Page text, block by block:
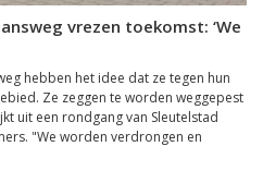
vrezen toekomst: ‘We
hebben het idee dat ze tegen hun
Ze zeggen te worden weggepest
uit een rondgang van Sleutelstad
"We worden verdrongen en